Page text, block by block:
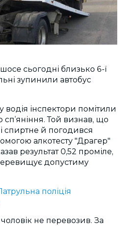
сьогодні близько 6-ї
зупинили автобус
водія інспектори помітили
сп’яніння. Той визнав, що
спиртне й погодився
алкотесту "Драгер"
результат 0,52 проміле,
допустиму
поліція
не перевозив. За